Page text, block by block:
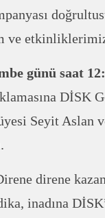
ve
günü saat
DİSK
Seyit Aslan
direne
inadına